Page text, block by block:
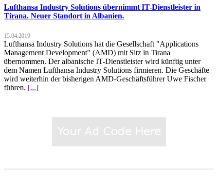
Lufthansa Industry Solutions übernimmt IT-Dienstleister in
Tirana. Neuer Standort in Albanien.
15.04.2019
Lufthansa Industry Solutions hat die Gesellschaft "Applications
Management Development" (AMD) mit Sitz in Tirana
übernommen. Der albanische IT-Dienstleister wird künftig unter
dem Namen Lufthansa Industry Solutions firmieren. Die Geschäfte
wird weiterhin der bisherigen AMD-Geschäftsführer Uwe Fischer
führen. [...]